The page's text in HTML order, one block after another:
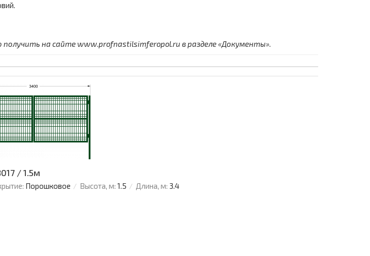
на сайте www.profnastilsimferopol.ru в разделе «Документы».
/ 1.5м
Порошковое Высота, м: 1.5 Длина, м: 3.4